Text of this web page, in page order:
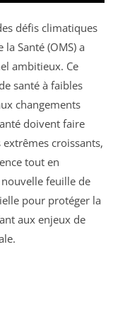
défis climatiques
Santé (OMS) a
ambitieux. Ce
santé à faibles
changements
doivent faire
croissants,
tout en
feuille de
pour protéger la
aux enjeux de